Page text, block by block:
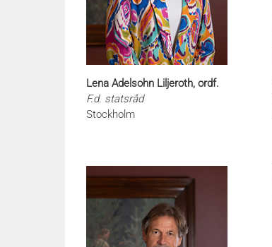
Lena Adelsohn Liljeroth, ordf.
F.d. statsråd
Stockholm